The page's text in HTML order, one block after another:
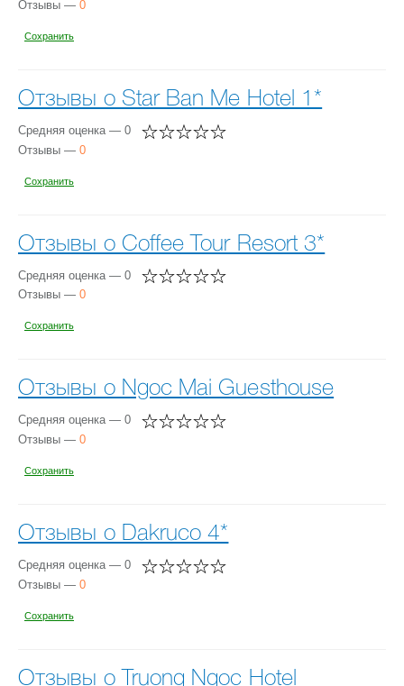
Отзывы — 0
Сохранить
Отзывы о Star Ban Me Hotel 1*
Средняя оценка — 0
Отзывы — 0
Сохранить
Отзывы о Coffee Tour Resort 3*
Средняя оценка — 0
Отзывы — 0
Сохранить
Отзывы о Ngoc Mai Guesthouse
Средняя оценка — 0
Отзывы — 0
Сохранить
Отзывы о Dakruco 4*
Средняя оценка — 0
Отзывы — 0
Сохранить
Отзывы о Truong Ngoc Hotel